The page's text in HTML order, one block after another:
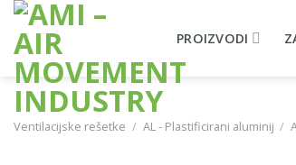
Skip
content
PROIZVODI
Ventilacijske rešetke / AL - Plastificirani aluminij /